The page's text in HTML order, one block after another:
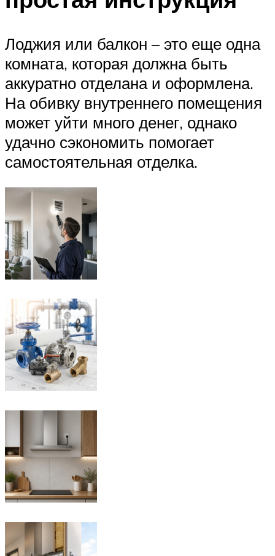
Лоджия или балкон – это еще одна
комната, которая должна быть
аккуратно отделана и оформлена.
На обивку внутреннего помещения
может уйти много денег, однако
удачно сэкономить помогает
самостоятельная отделка.